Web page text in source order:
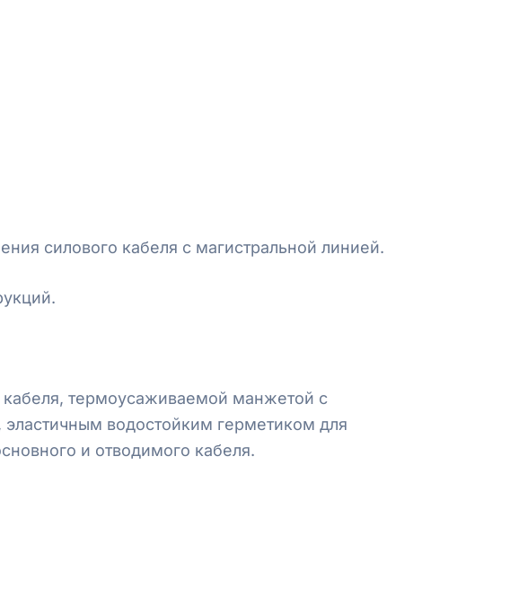
силового кабеля с магистральной линией.
термоусаживаемой манжетой с
водостойким герметиком для
и отводимого кабеля.